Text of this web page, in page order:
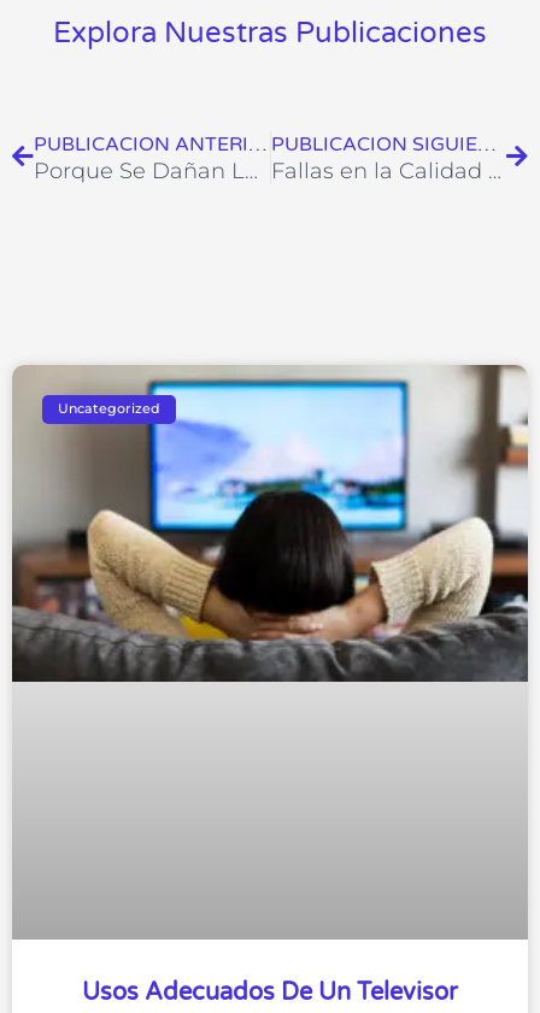
Explora Nuestras Publicaciones
PUBLICACION ANTERIOR
Porque Se Dañan Los Smart TV
PUBLICACION SIGUIENTE
Fallas en la Calidad de Imagen
Uncategorized
Usos Adecuados De Un Televisor